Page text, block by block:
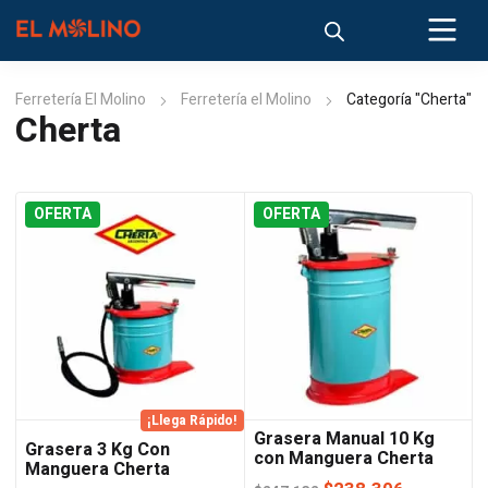
Ferretería El Molino Ferretería el Molino Categoría "Cherta"
Cherta
OFERTA
¡Llega Rápido!
Grasera 3 Kg Con
Manguera Cherta
OFERTA
Grasera Manual 10 Kg
con Manguera Cherta